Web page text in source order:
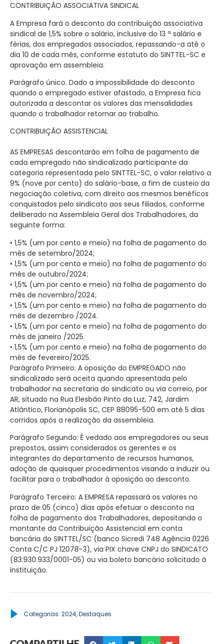
CONTRIBUIÇÃO ASSOCIATIVA SINDICAL
A Empresa fará o desconto da contribuição associativa
sindical de 1,5% sobre o salário, inclusive do 13 ª salário e
férias, dos empregados associados, repassando-a até o
dia 10 de cada mês, conforme estatuto do SINTTEL-SC e
aprovação em assembleia.
Parágrafo único. Dado a impossibilidade do desconto
quando o empregado estiver afastado, a Empresa fica
autorizada a descontar os valores das mensalidades
quando o trabalhador retornar ao trabalho.
CONTRIBUIÇÃO ASSISTENCIAL
AS EMPRESAS descontarão em folha de pagamento de
cada empregado não sindicalizado participante da
categoria representada pelo SINTTEL-SC, o valor relativo a
9% (nove por cento) do salário-base, a fim de custeio da
negociação coletiva, com direito aos mesmos benéficos
conquistados pelo sindicato aos seus filiados, conforme
deliberado na Assembleia Geral dos Trabalhadores, da
seguinte forma:
• 1,5% (um por cento e meio) na folha de pagamento do
mês de setembro/2024;
• 1,5% (um por cento e meio) na folha de pagamento do
mês de outubro/2024;
• 1,5% (um por cento e meio) na folha de pagamento do
mês de novembro/2024;
• 1,5% (um por cento e meio) na folha de pagamento do
mês de dezembro /2024.
• 1,5% (um por cento e meio) na folha de pagamento do
mês de janeiro /2025.
• 1,5% (um por cento e meio) na folha de pagamento do
mês de fevereiro/2025.
Parágrafo Primeiro: A oposição do EMPREGADO não
sindicalizado será aceita quando apresentada pelo
trabalhador na secretaria do sindicato ou via correio, por
AR, situado na Rua Elesbão Pinto da Luz, 742, Jardim
Atlântico, Florianópolis SC, CEP 88095-500 em até 5 dias
corridos após a realização da assembleia.
Parágrafo Segundo: É vedado aos empregadores ou seus
prepostos, assim considerados os gerentes e os
integrantes do departamento de recursos humanos,
adoção de quaisquer procedimentos visando a induzir ou
facilitar para o trabalhador à oposição ao desconto.
Parágrafo Terceiro: A EMPRESA repassará os valores no
prazo de 05 (cinco) dias após efetuar o desconto na
folha de pagamento dos Trabalhadores, depositando o
montante da Contribuição Assistencial em conta
bancária do SINTTEL/SC (banco Sicredi 748 Agência 0226
Conta C/C PJ 12078-3), via PIX chave CNPJ do SINDICATO
(83.930.933/0001-05) ou via boleto bancário solicitado à
instituição.
Categorias: 2024,Destaques